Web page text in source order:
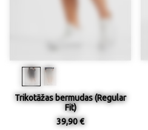
Trikotāžas bermudas (Regular
Fit)
39,90 €